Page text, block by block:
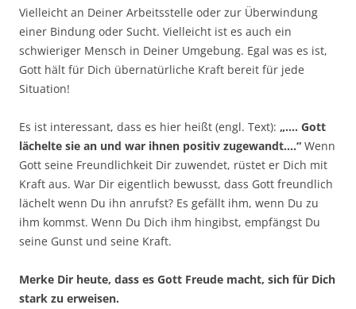
Vielleicht an Deiner Arbeitsstelle oder zur Überwindung
einer Bindung oder Sucht. Vielleicht ist es auch ein
schwieriger Mensch in Deiner Umgebung. Egal was es ist,
Gott hält für Dich übernatürliche Kraft bereit für jede
Situation!
Es ist interessant, dass es hier heißt (engl. Text): „…. Gott
lächelte sie an und war ihnen positiv zugewandt….“ Wenn
Gott seine Freundlichkeit Dir zuwendet, rüstet er Dich mit
Kraft aus. War Dir eigentlich bewusst, dass Gott freundlich
lächelt wenn Du ihn anrufst? Es gefällt ihm, wenn Du zu
ihm kommst. Wenn Du Dich ihm hingibst, empfängst Du
seine Gunst und seine Kraft.
Merke Dir heute, dass es Gott Freude macht, sich für Dich
stark zu erweisen.